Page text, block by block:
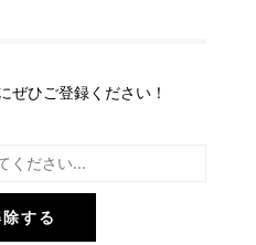
ぜひご登録ください！